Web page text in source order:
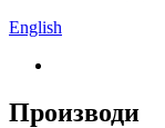
English
Производи